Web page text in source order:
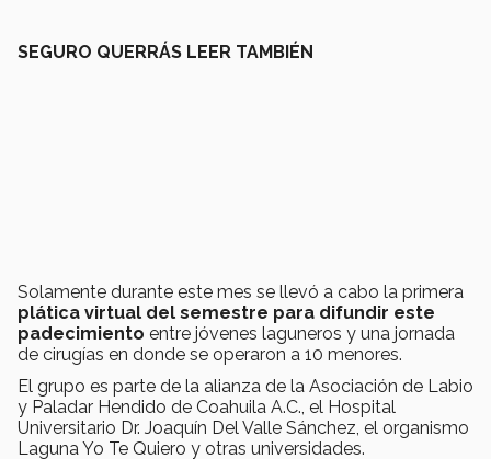
SEGURO QUERRÁS LEER TAMBIÉN
Solamente durante este mes se llevó a cabo la primera
plática virtual del semestre para difundir este
padecimiento entre jóvenes laguneros y una jornada
de cirugías en donde se operaron a 10 menores.
El grupo es parte de la alianza de la Asociación de Labio
y Paladar Hendido de Coahuila A.C., el Hospital
Universitario Dr. Joaquín Del Valle Sánchez, el organismo
Laguna Yo Te Quiero y otras universidades.